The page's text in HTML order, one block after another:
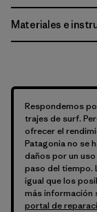
Materiales e
Respondemos
trajes de surf.
ofrecer el
Patagonia no se
daños por un
paso del tiempo.
igual que los
más información
portal de